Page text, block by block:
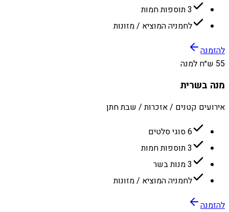
3 תוספות חמות
לחמניה המוציא / מזונות
להזמנה
55 ש״ח למנה
מנה בשרית
אירועים קטנים / אזכרות / שבת חתן
6 סוגי סלטים
3 תוספות חמות
3 מנות בשר
לחמניה המוציא / מזונות
להזמנה